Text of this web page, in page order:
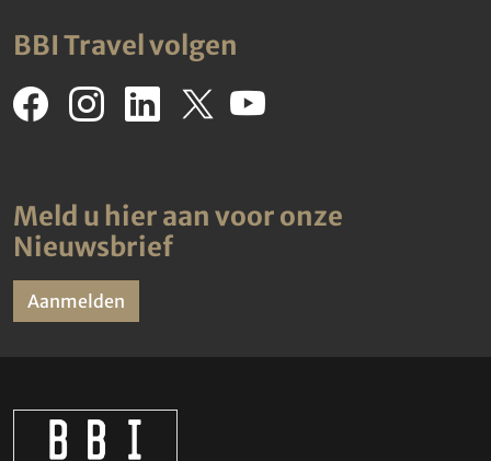
BBI Travel volgen
Meld u hier aan voor onze
Nieuwsbrief
Aanmelden